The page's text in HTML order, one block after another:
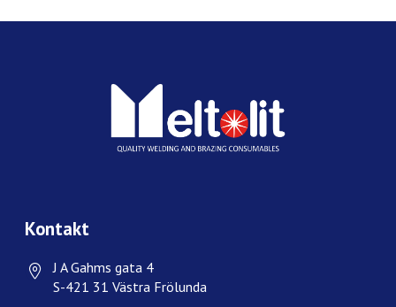
Kontakt
J A Gahms gata 4
S-421 31 Västra Frölunda